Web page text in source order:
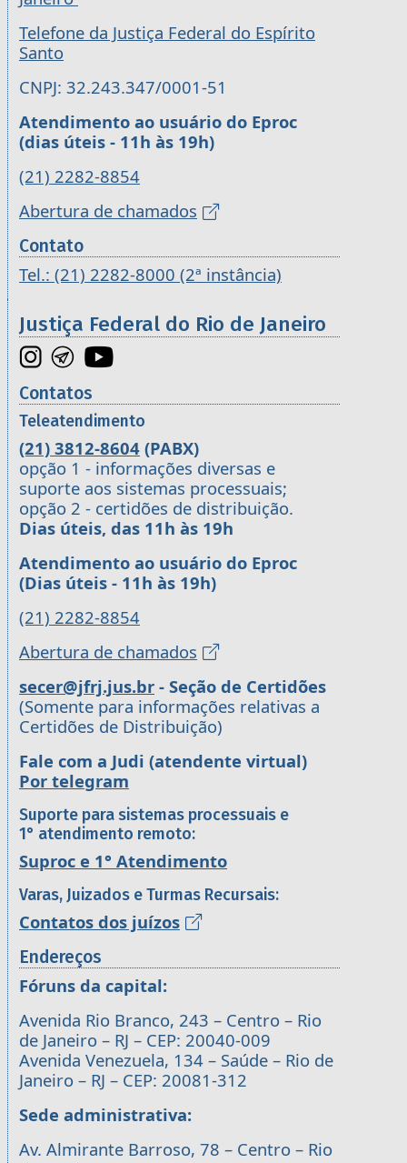
Telefone da Justiça Federal do Espírito
Santo
CNPJ: 32.243.347/0001-51
Atendimento ao usuário do Eproc
(dias úteis - 11h às 19h)
(21) 2282-8854
Abertura de chamados
Contato
Tel.: (21) 2282-8000 (2ª instância)
Justiça Federal do Rio de Janeiro
Contatos
Teleatendimento
(21) 3812-8604 (PABX)
opção 1 - informações diversas e
suporte aos sistemas processuais;
opção 2 - certidões de distribuição.
Dias úteis, das 11h às 19h
Atendimento ao usuário do Eproc
(Dias úteis - 11h às 19h)
(21) 2282-8854
Abertura de chamados
secer@jfrj.jus.br - Seção de Certidões
(Somente para informações relativas a
Certidões de Distribuição)
Fale com a Judi (atendente virtual)
Por telegram
Suporte para sistemas processuais e
1° atendimento remoto:
Suproc e 1° Atendimento
Varas, Juizados e Turmas Recursais:
Contatos dos juízos
Endereços
Fóruns da capital:
Avenida Rio Branco, 243 – Centro – Rio
de Janeiro – RJ – CEP: 20040-009
Avenida Venezuela, 134 – Saúde – Rio de
Janeiro – RJ – CEP: 20081-312
Sede administrativa:
Av. Almirante Barroso, 78 – Centro – Rio